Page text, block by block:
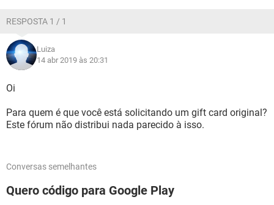
RESPOSTA 1 / 1
Luiza
14 abr 2019 às 20:31
Oi
Para quem é que você está solicitando um gift card original?
Este fórum não distribui nada parecido à isso.
Conversas semelhantes
Quero código para Google Play